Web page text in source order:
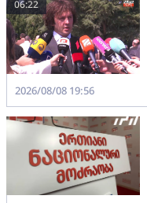
06:22
2026/08/08 19:56